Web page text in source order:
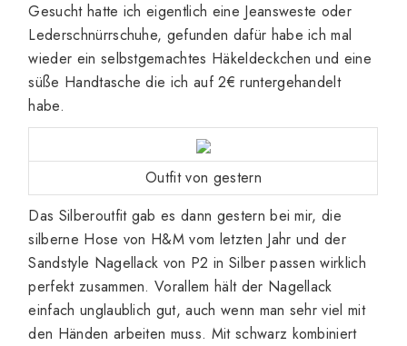
Gesucht hatte ich eigentlich eine Jeansweste oder
Lederschnürrschuhe, gefunden dafür habe ich mal
wieder ein selbstgemachtes Häkeldeckchen und eine
süße Handtasche die ich auf 2€ runtergehandelt
habe.
Outfit von gestern
Das Silberoutfit gab es dann gestern bei mir, die
silberne Hose von H&M vom letzten Jahr und der
Sandstyle Nagellack von P2 in Silber passen wirklich
perfekt zusammen. Vorallem hält der Nagellack
einfach unglaublich gut, auch wenn man sehr viel mit
den Händen arbeiten muss. Mit schwarz kombiniert